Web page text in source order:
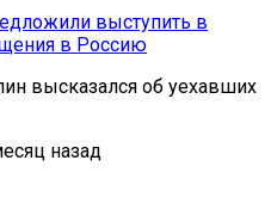
выступить в
в Россию
высказался об уехавших
назад